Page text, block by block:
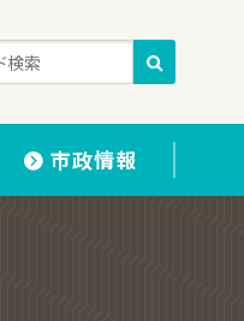
市政情報